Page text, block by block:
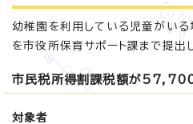
幼稚園を利用している児童がいる
を市役所保育サポート課まで提出
市民税所得割課税額が
対象者